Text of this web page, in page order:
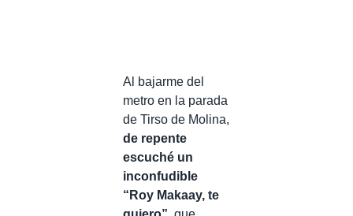
Al bajarme del
metro en la parada
de Tirso de Molina,
de repente
escuché un
inconfudible
“Roy Makaay, te